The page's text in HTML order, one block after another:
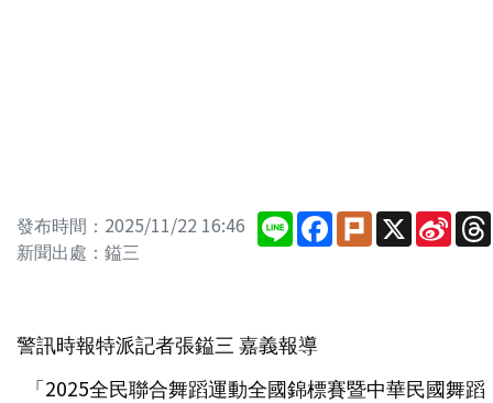
發布時間：2025/11/22 16:46
新聞出處：鎰三
Line Facebook
PlurkX Sina
警訊時報特派記者張鎰三 嘉義報導
「2025全民聯合舞蹈運動全國錦標賽暨中華民國舞蹈